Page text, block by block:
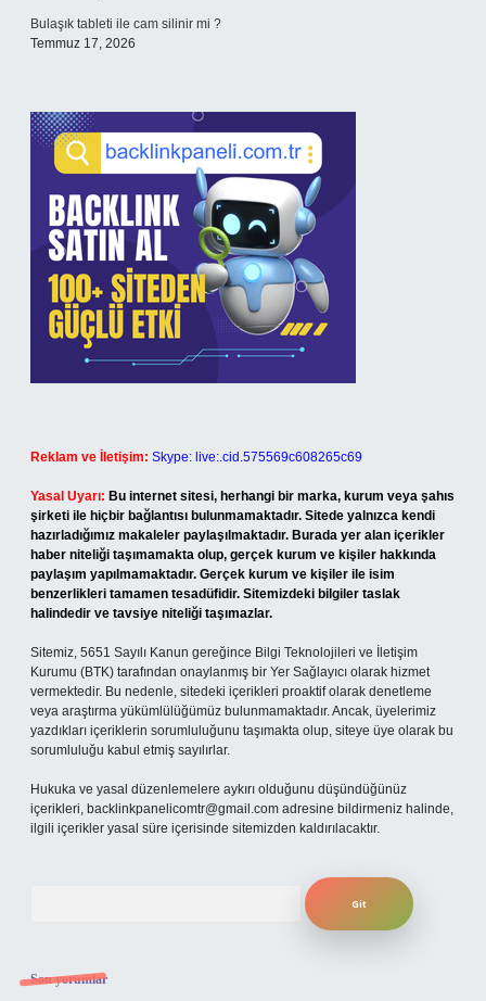
Bulaşık tableti ile cam silinir mi ?
Temmuz 17, 2026
Reklam ve İletişim: Skype: live:.cid.575569c608265c69
Yasal Uyarı: Bu internet sitesi, herhangi bir marka, kurum veya şahıs
şirketi ile hiçbir bağlantısı bulunmamaktadır. Sitede yalnızca kendi
hazırladığımız makaleler paylaşılmaktadır. Burada yer alan içerikler
haber niteliği taşımamakta olup, gerçek kurum ve kişiler hakkında
paylaşım yapılmamaktadır. Gerçek kurum ve kişiler ile isim
benzerlikleri tamamen tesadüfidir. Sitemizdeki bilgiler taslak
halindedir ve tavsiye niteliği taşımazlar.
Sitemiz, 5651 Sayılı Kanun gereğince Bilgi Teknolojileri ve İletişim
Kurumu (BTK) tarafından onaylanmış bir Yer Sağlayıcı olarak hizmet
vermektedir. Bu nedenle, sitedeki içerikleri proaktif olarak denetleme
veya araştırma yükümlülüğümüz bulunmamaktadır. Ancak, üyelerimiz
yazdıkları içeriklerin sorumluluğunu taşımakta olup, siteye üye olarak bu
sorumluluğu kabul etmiş sayılırlar.
Hukuka ve yasal düzenlemelere aykırı olduğunu düşündüğünüz
içerikleri, backlinkpanelicomtr@gmail.com adresine bildirmeniz halinde,
ilgili içerikler yasal süre içerisinde sitemizden kaldırılacaktır.
Son yorumlar